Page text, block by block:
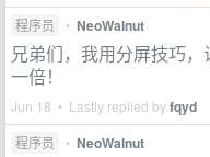
程序员 • NeoWalnut
兄弟们，我用分屏技巧
一倍！
Jun 18 • Lastly replied byfqyd
程序员 • NeoWalnut